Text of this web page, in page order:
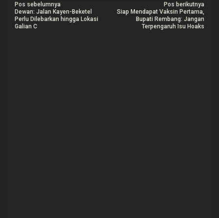
N
a
Pos sebelumnya
Dewan: Jalan Kayen-Beketel
Perlu Dilebarkan hingga Lokasi
Galian C
Pos berikutnya
Siap Mendapat Vaksin Pertama,
Bupati Rembang: Jangan
Terpengaruh Isu Hoaks